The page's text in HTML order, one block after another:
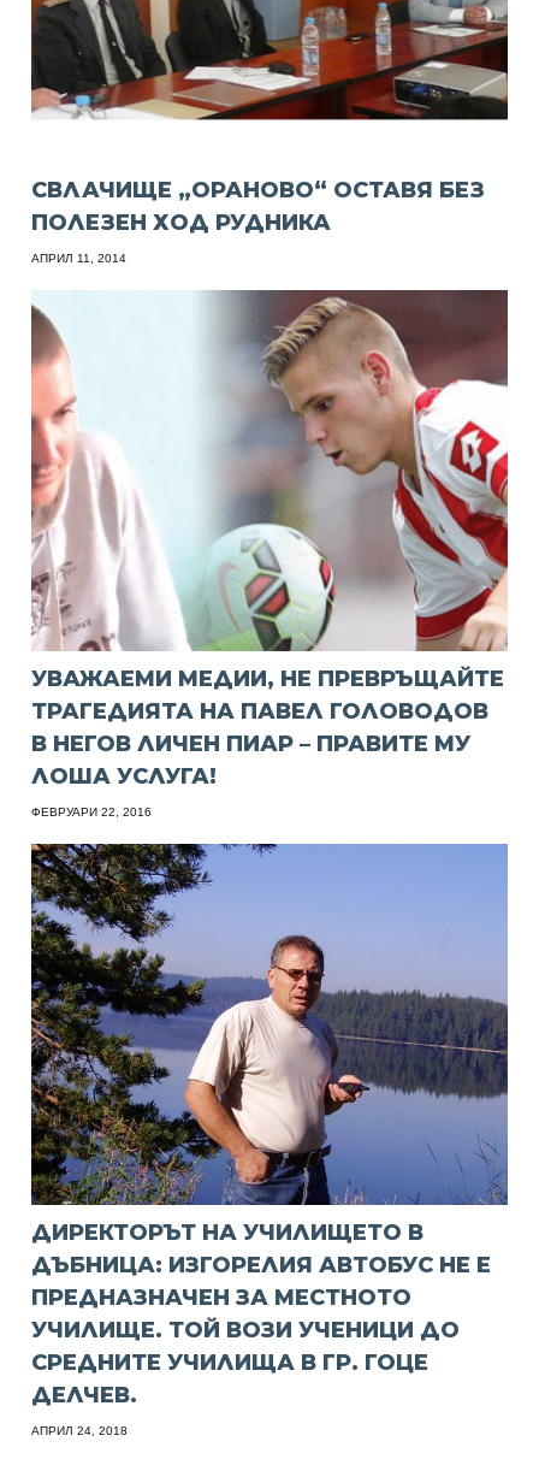
СВЛАЧИЩЕ „ОРАНОВО“ ОСТАВЯ БЕЗ
ПОЛЕЗЕН ХОД РУДНИКА
АПРИЛ 11, 2014
УВАЖАЕМИ МЕДИИ, НЕ ПРЕВРЪЩАЙТЕ
ТРАГЕДИЯТА НА ПАВЕЛ ГОЛОВОДОВ
В НЕГОВ ЛИЧЕН ПИАР – ПРАВИТЕ МУ
ЛОША УСЛУГА!
ФЕВРУАРИ 22, 2016
ДИРЕКТОРЪТ НА УЧИЛИЩЕТО В
ДЪБНИЦА: ИЗГОРЕЛИЯ АВТОБУС НЕ Е
ПРЕДНАЗНАЧЕН ЗА МЕСТНОТО
УЧИЛИЩЕ. ТОЙ ВОЗИ УЧЕНИЦИ ДО
СРЕДНИТЕ УЧИЛИЩА В ГР. ГОЦЕ
ДЕЛЧЕВ.
АПРИЛ 24, 2018